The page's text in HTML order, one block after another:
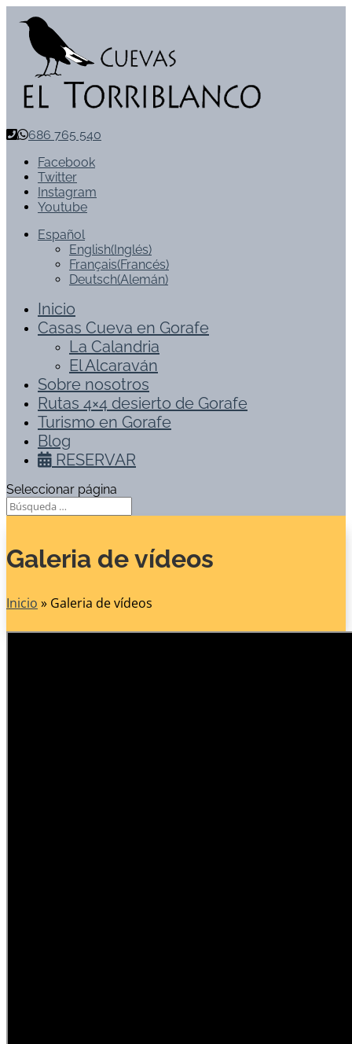
686 765 540
Facebook
Twitter
Instagram
Youtube
Español
English(Inglés)
Français(Francés)
Deutsch(Alemán)
Inicio
Casas Cueva en Gorafe
La Calandria
El Alcaraván
Sobre nosotros
Rutas 4×4 desierto de Gorafe
Turismo en Gorafe
Blog
RESERVAR
Seleccionar página
Galeria de vídeos
Inicio » Galeria de vídeos